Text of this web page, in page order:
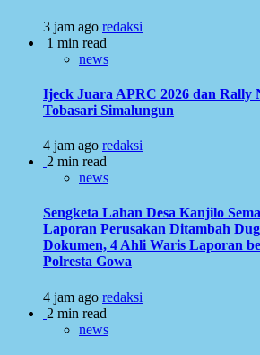
3 jam ago redaksi
1 min read
news
Ijeck Juara APRC 2026 dan Rally
Tobasari Simalungun
4 jam ago redaksi
2 min read
news
Sengketa Lahan Desa Kanjilo
Laporan Perusakan Ditambah
Dokumen, 4 Ahli Waris Laporan
Polresta Gowa
4 jam ago redaksi
2 min read
news